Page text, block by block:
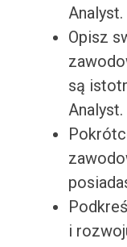
Analyst.
Opisz
są
Analyst.
i